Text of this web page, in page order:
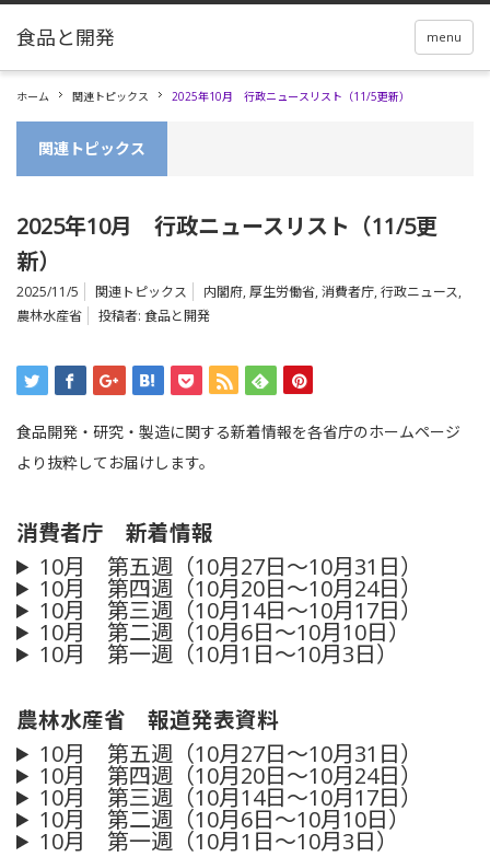
menu
ホーム 関連トピックス 2025年10月 行政ニュースリスト（11/5更新）
関連トピックス
2025年10月 行政ニュースリスト（11/5更
新）
2025/11/5 関連トピックス 内閣府, 厚生労働省, 消費者庁, 行政ニュース,
農林水産省
投稿者: 食品と開発
食品開発・研究・製造に関する新着情報を各省庁のホームページ
より抜粋してお届けします。
消費者庁 新着情報
10月 第五週（10月27日～10月31日）
10月 第四週（10月20日～10月24日）
10月 第三週（10月14日～10月17日）
10月 第二週（10月6日～10月10日）
10月 第一週（10月1日～10月3日）
農林水産省 報道発表資料
10月 第五週（10月27日～10月31日）
10月 第四週（10月20日～10月24日）
10月 第三週（10月14日～10月17日）
10月 第二週（10月6日～10月10日）
10月 第一週（10月1日～10月3日）